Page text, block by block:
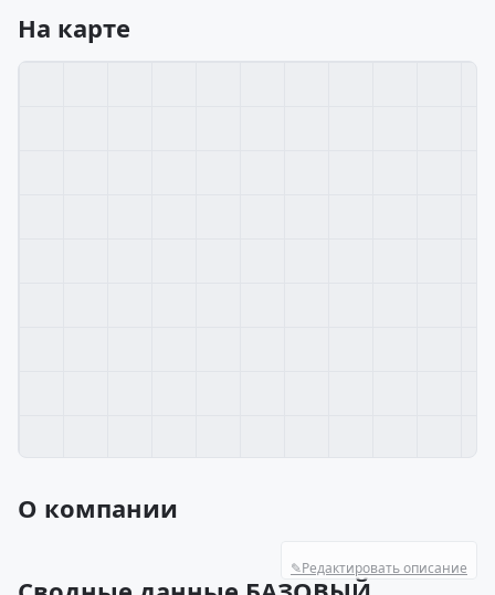
На карте
О компании
✎Редактировать описание